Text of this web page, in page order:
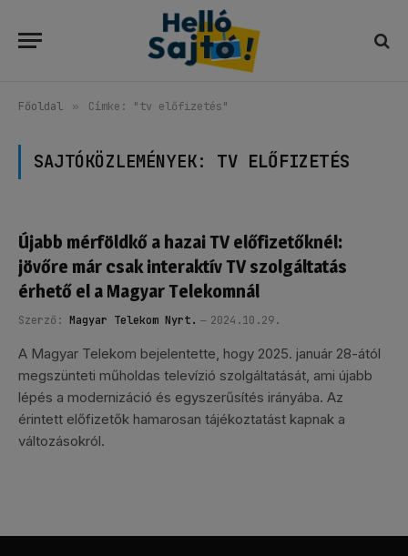
Főoldal » Címke: "tv előfizetés"
SAJTÓKÖZLEMÉNYEK: TV ELŐFIZETÉS
Újabb mérföldkő a hazai TV előfizetőknél:
jövőre már csak interaktív TV szolgáltatás
érhető el a Magyar Telekomnál
Szerző: Magyar Telekom Nyrt. 2024.10.29.
A Magyar Telekom bejelentette, hogy 2025. január 28-ától
megszünteti műholdas televízió szolgáltatását, ami újabb
lépés a modernizáció és egyszerűsítés irányába. Az
érintett előfizetők hamarosan tájékoztatást kapnak a
változásokról.